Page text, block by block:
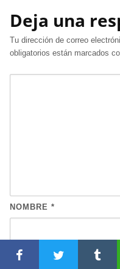
Deja una
Tu dirección de correo
obligatorios están marcados
NOMBRE *